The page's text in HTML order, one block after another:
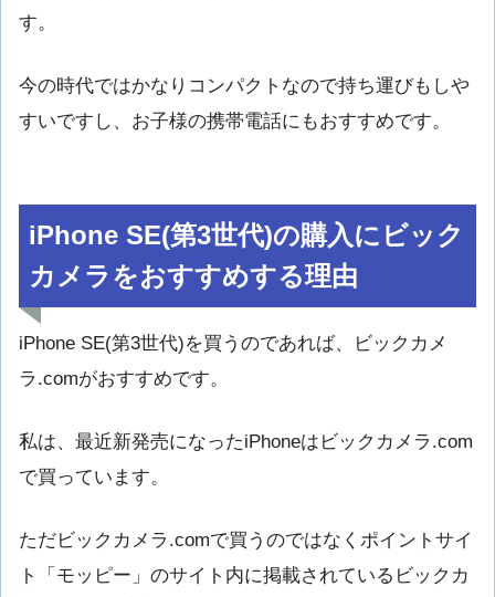
す。
今の時代ではかなりコンパクトなので持ち運びもしや
すいですし、お子様の携帯電話にもおすすめです。
iPhone SE(第3世代)の購入にビック
カメラをおすすめする理由
iPhone SE(第3世代)を買うのであれば、ビックカメ
ラ.comがおすすめです。
私は、最近新発売になったiPhoneはビックカメラ.com
で買っています。
ただビックカメラ.comで買うのではなくポイントサイ
ト「モッピー」のサイト内に掲載されているビックカ